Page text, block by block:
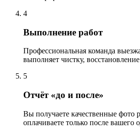
4
Выполнение работ
Профессиональная команда
выполняет чистку,
5
Отчёт «до и после»
Вы получаете качественные фото
оплачиваете только после вашего